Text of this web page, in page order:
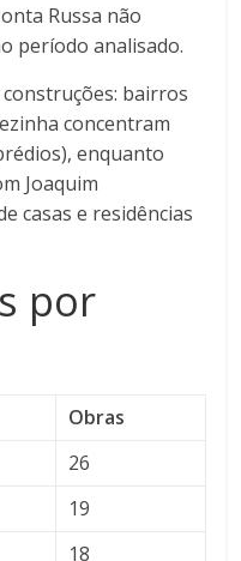
Russa não
período analisado.
bairros
concentram
enquanto
Joaquim
casas e residências
por
Obras
26
19
18